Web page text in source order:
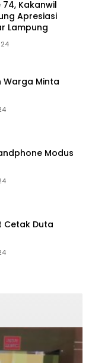
74, Kakanwil
Apresiasi
Lampung
Warga Minta
Modus
Cetak Duta